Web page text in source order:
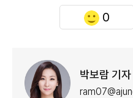
0
박보람 기자